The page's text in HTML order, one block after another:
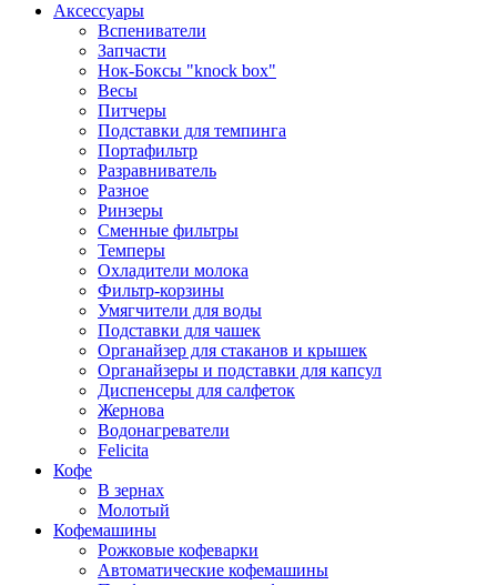
Аксессуары
Вспениватели
Запчасти
Нок-Боксы "knock box"
Весы
Питчеры
Подставки для темпинга
Портафильтр
Разравниватель
Разное
Ринзеры
Сменные фильтры
Темперы
Охладители молока
Фильтр-корзины
Умягчители для воды
Подставки для чашек
Органайзер для стаканов и крышек
Органайзеры и подставки для капсул
Диспенсеры для салфеток
Жернова
Водонагреватели
Felicita
Кофе
В зернах
Молотый
Кофемашины
Рожковые кофеварки
Автоматические кофемашины